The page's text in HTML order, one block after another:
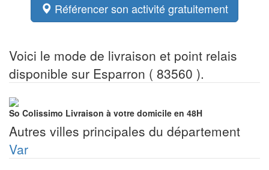
Référencer son activité gratuitement
Voici le mode de livraison et point relais
disponible sur Esparron ( 83560 ).
So Colissimo Livraison à votre domicile en 48H
Autres villes principales du département
Var